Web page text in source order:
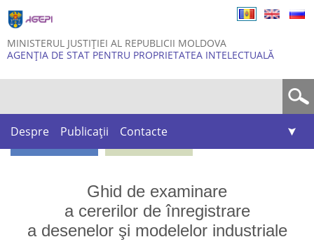
content
MINISTERUL JUSTIȚIEI AL REPUBLICII MOLDOVA
AGENȚIA DE STAT PENTRU PROPRIETATEA INTELECTUALĂ
Despre Publicații Contacte
Ghid de examinare
a cererilor de înregistrare
a desenelor şi modelelor industriale